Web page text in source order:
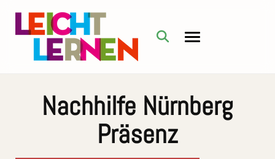
Nachhilfe Nürnberg
Präsenz